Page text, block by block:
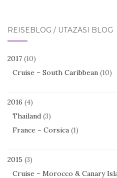
REISEBLOG / UTAZÁSI BLOG
2017 (10)
Cruise – South Caribbean (10)
2016 (4)
Thailand (3)
France – Corsica (1)
2015 (3)
Cruise – Morocco & Canary